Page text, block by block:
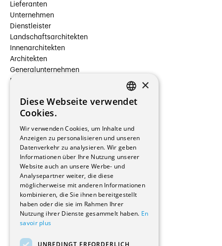
Lieferanten
Unternehmen
Dienstleister
Landschaftsarchitekten
Innenarchitekten
Architekten
Generalunternehmen
Beauftragte Unternehmen
Hersteller/Lieferanten
Bauherrschaften
Immobilienverwaltungsgesellschaften
Stockwerkeigentum
Reportagen
Wohnungen
Renovierungen
Innere Umbauten
Gastgewerbe und Tourismus
Verwaltungsgebäude und Geschäfte
Schuleinrichtungen
Medizinische Einrichtungen
FRENCH
×
Diese Webseite verwendet
Cookies.
Wir verwenden Cookies, um Inhalte und
Anzeigen zu personalisieren und unseren
Datenverkehr zu analysieren. Wir geben
Informationen über Ihre Nutzung unserer
Website auch an unsere Werbe- und
Analysepartner weiter, die diese
möglicherweise mit anderen Informationen
kombinieren, die Sie ihnen bereitgestellt
haben oder die sie im Rahmen Ihrer
Nutzung ihrer Dienste gesammelt haben. En
savoir plus
UNBEDINGT ERFORDERLICH